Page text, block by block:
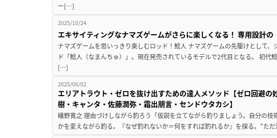
ー[…]
2025/10/24
エキサイティングなナマズゲームがさらに楽しくなる！ 専用設計の
ナマズゲームを思いっきり楽しむロッド！鯰人 ナマズゲームの先駆けとして、
ド「鯰人（なまんちゅ）」。現在発売されているモデルで2代目となる。 初代
[…]
2025/06/02
エリアトラウト・ゼロを抜け出すための達人メソッド【ゼロ回避の
樹・キャンタ・佐藤潤弥・霜出朋言・センドウタカシ】
礒野寛之 理由づけしながら釣ろう「仮説を立てながら釣りましょう。自分の
かを変えながら釣る。『なぜ釣れないか＝何をすれば釣れるか』を探る。“た